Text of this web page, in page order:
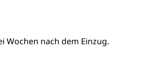
Wochen nach dem Einzug.